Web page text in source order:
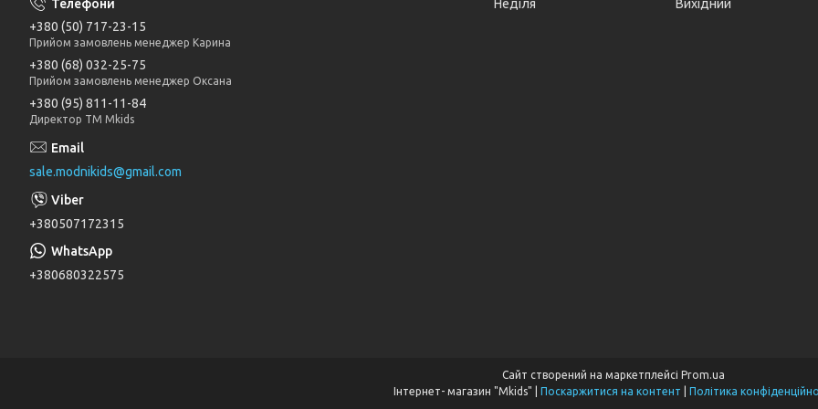
+380 (50) 717-23-15
Прийом замовлень менеджер Карина
+380 (68) 032-25-75
Прийом замовлень менеджер Оксана
+380 (95) 811-11-84
Директор ТМ Mkids
sale.modnikids@gmail.com
+380507172315
+380680322575
Неділя Вихідний
Сайт створений на маркетплейсі Prom.ua
Поскаржитися на контент Політика